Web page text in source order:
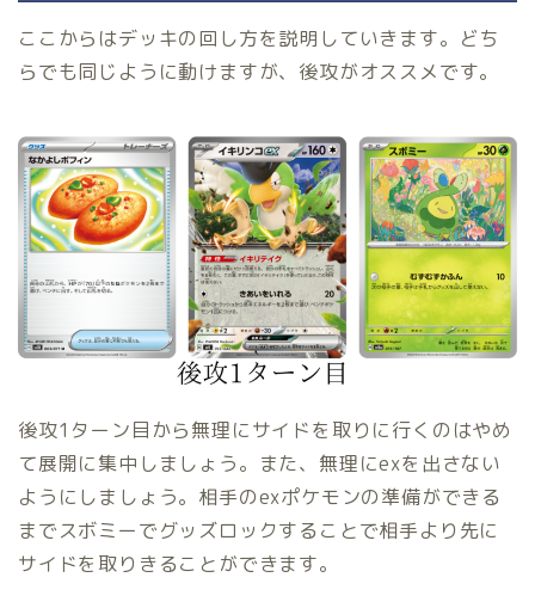
ここからはデッキの回し方を説明していきます。どち
らでも同じように動けますが、後攻がオススメです。
後攻1ターン目から無理にサイドを取りに行くのはやめ
て展開に集中しましょう。また、無理にexを出さない
ようにしましょう。相手のexポケモンの準備ができる
までスボミーでグッズロックすることで相手より先に
サイドを取りきることができます。